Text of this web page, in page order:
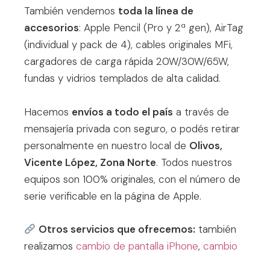
También vendemos toda la línea de
accesorios: Apple Pencil (Pro y 2ª gen), AirTag
(individual y pack de 4), cables originales MFi,
cargadores de carga rápida 20W/30W/65W,
fundas y vidrios templados de alta calidad.
Hacemos envíos a todo el país a través de
mensajería privada con seguro, o podés retirar
personalmente en nuestro local de Olivos,
Vicente López, Zona Norte. Todos nuestros
equipos son 100% originales, con el número de
serie verificable en la página de Apple.
Otros servicios que ofrecemos: también
realizamos cambio de pantalla iPhone, cambio